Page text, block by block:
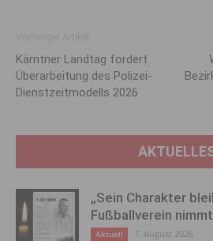
Kärntner Landtag fordert
Überarbeitung des Polizei-
Dienstzeitmodells 2026
„Sein Charakter
Fußballverein
Aktuell 7. August 2026